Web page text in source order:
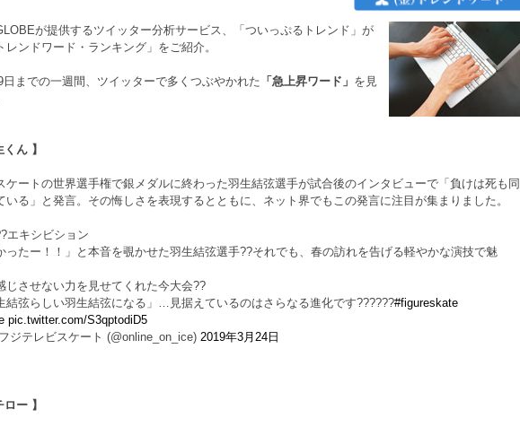
が提供するツイッター分析サービス、「ついっぷるトレンド」が
レンドワード・ランキング」をご紹介。
日までの一週間、ツイッターで多くつぶやかれた 「急上昇ワード」 を見
ん 】
ケートの世界選手権で銀メダルに終わった羽生結弦選手が試合後のインタビューで「負けは死も同
いる」と発言。その悔しさを表現するとともに、ネット界でもこの発言に注目が集まりました。
エキシビション
ったー！！」と本音を覗かせた羽生結弦選手??それでも、春の訪れを告げる軽やかな演技で魅
じさせない力を見せてくれた今大会??
結弦らしい羽生結弦になる」…見据えているのはさらなる進化です??????#figureskate
pic.twitter.com/S3qptodiD5
ジテレビスケート (@online_on_ice) 2019年3月24日
ー 】